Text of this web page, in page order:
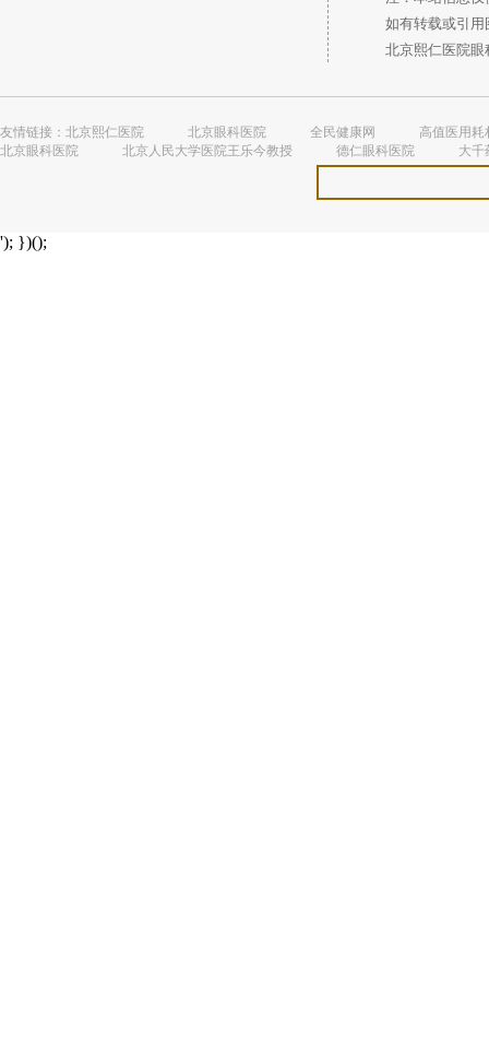
如有转载或引用
北京熙仁医院眼
友情链接： 北京熙仁医院 北京眼科医院 全民健康网
高值医用耗
北京眼科医院
北京人民大学医院王乐今教授 德仁眼科医院 大千
'); })();